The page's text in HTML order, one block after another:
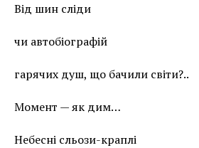
Від шин сліди
чи автобіографій
гарячих душ, що бачили світи?..
Момент — як дим…
Небесні сльози-краплі